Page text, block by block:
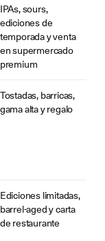
IPAs, sours,
ediciones de
temporada y venta
en supermercado
premium
Tostadas, barricas,
gama alta y regalo
Ediciones limitadas,
barrel-aged y carta
derestaurante